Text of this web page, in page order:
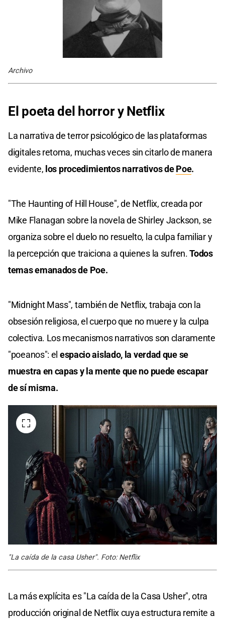
Archivo
El poeta del horror y Netflix
La narrativa de terror psicológico de las plataformas
digitales retoma, muchas veces sin citarlo de manera
evidente, los procedimientos narrativos dePoe.
"The Haunting of Hill House", de Netflix, creada por
Mike Flanagan sobre la novela de Shirley Jackson, se
organiza sobre el duelo no resuelto, la culpa familiar y
la percepción que traiciona a quienes la sufren.Todos
temas emanados de Poe.
"Midnight Mass", también de Netflix, trabaja con la
obsesión religiosa, el cuerpo que no muere y la culpa
colectiva. Los mecanismos narrativos son claramente
"poeanos": el espacio aislado, la verdad que se
muestra en capas y la mente que no puede escapar
de sí misma.
"La caída de la casa Usher". Foto: Netflix
La más explícita es "La caída de la Casa Usher", otra
producción original de Netflix cuya estructura remite a